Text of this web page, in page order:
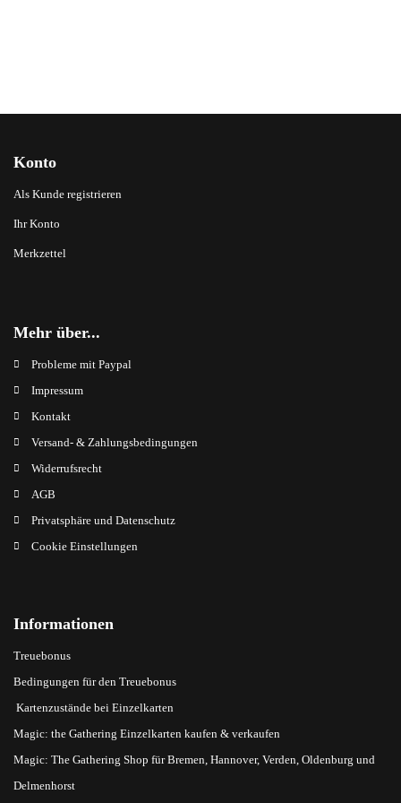
Konto
Als Kunde registrieren
Ihr Konto
Merkzettel
Mehr über...
Probleme mit Paypal
Impressum
Kontakt
Versand- & Zahlungsbedingungen
Widerrufsrecht
AGB
Privatsphäre und Datenschutz
Cookie Einstellungen
Informationen
Treuebonus
Bedingungen für den Treuebonus
Kartenzustände bei Einzelkarten
Magic: the Gathering Einzelkarten kaufen & verkaufen
Magic: The Gathering Shop für Bremen, Hannover, Verden, Oldenburg und
Delmenhorst